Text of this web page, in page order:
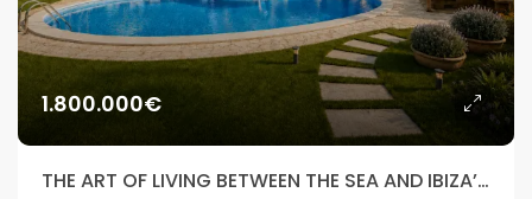
1.800.000€
THE ART OF LIVING BETWEEN THE SEA AND IBIZA’S SUNSETS